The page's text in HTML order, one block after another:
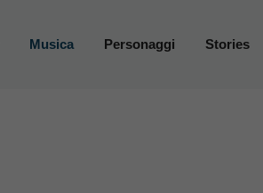
Musica Personaggi Stories